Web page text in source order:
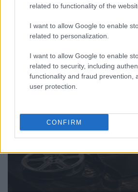
related to functionality of the
I want to allow Google to enable
related to personalization.
I want to allow Google to enable
related to security, including
functionality and fraud prevention,
user protection.
CONFIRM
Malescomics 2026: eventi, ospiti e
Vigezzo
NERD NEWS